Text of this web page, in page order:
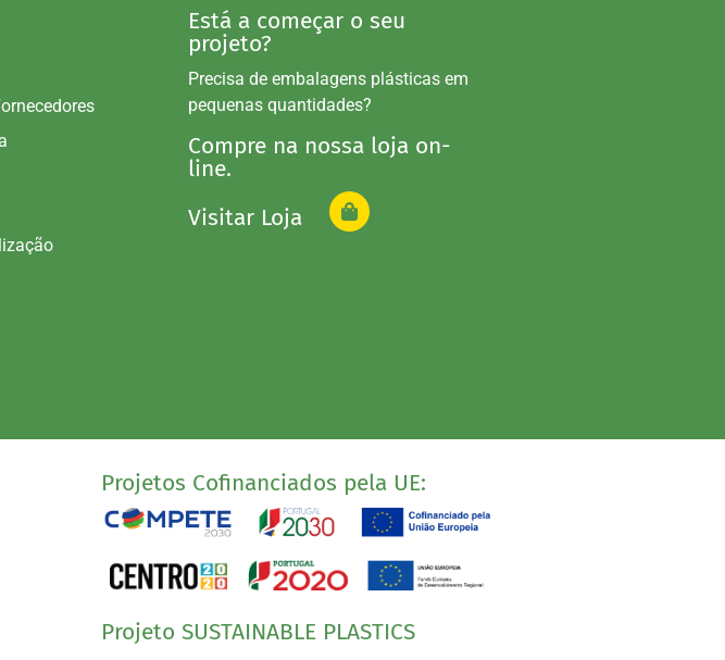
Está a começar o seu
projeto?
Precisa de embalagens plásticas em
pequenas quantidades?
Compre na nossa loja on-
line.
Visitar Loja
Projetos Cofinanciados pela UE:
Projeto SUSTAINABLE PLASTICS